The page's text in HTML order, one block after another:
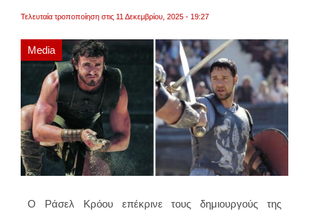
Τελευταία τροποποίηση στις 11 Δεκεμβρίου, 2025 - 19:27
Media
Ο Ράσελ Κρόου επέκρινε τους δημιουργούς της